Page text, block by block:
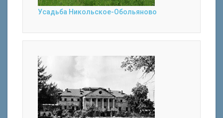
Усадьба Никольское-Обольяново